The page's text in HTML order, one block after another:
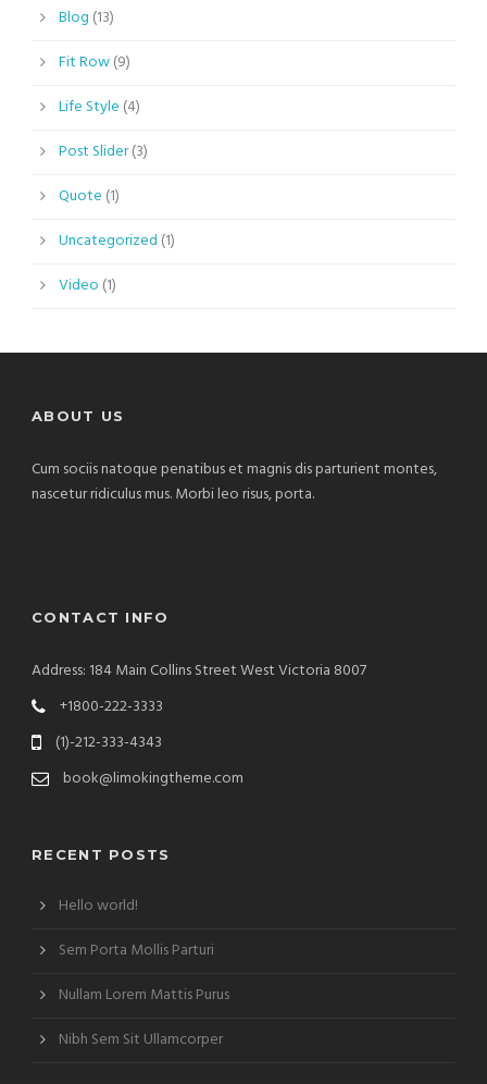
Blog (13)
Fit Row(9)
Life Style (4)
Post Slider(3)
Quote (1)
Uncategorized (1)
Video (1)
ABOUT US
Cum sociis natoque penatibus et magnis dis parturient montes,
nascetur ridiculus mus. Morbi leo risus, porta.
CONTACT INFO
Address: 184 Main Collins Street West Victoria 8007
+1800-222-3333
(1)-212-333-4343
book@limokingtheme.com
RECENT POSTS
Hello world!
Sem Porta Mollis Parturi
Nullam Lorem Mattis Purus
Nibh Sem Sit Ullamcorper